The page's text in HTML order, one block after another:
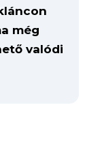
még
valódi